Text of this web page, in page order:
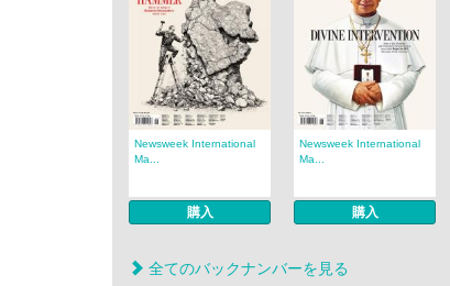
Newsweek International
Ma...
購入
Newsweek International
Ma...
購入
全てのバックナンバーを見る